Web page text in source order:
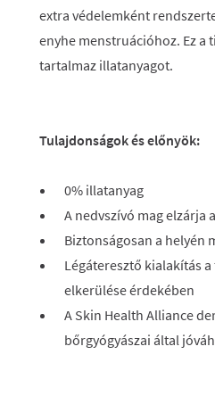
extra védelemként
enyhe menstruációhoz. Ez a
tartalmaz illatanyagot.
Tulajdonságok és előnyök:
0% illatanyag
A nedvszívó mag elzárja
Biztonságosan a helyén
Légáteresztő kialakítás
elkerülése érdekében
A Skin Health Alliance
bőrgyógyászai által